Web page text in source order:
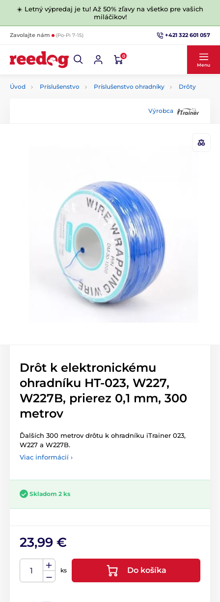
☀️ Letný výpredaj je tu! Až 50% zľavy na všetko pre vašich
miláčikov!
Zavolajte nám (Po-Pi 7-15) +421 322 601 057
0
Menu
Úvod Príslušenstvo Príslušenstvo ohradníky Drôty
Výrobca
Drôt k elektronickému
ohradníku HT-023, W227,
W227B, prierez 0,1 mm, 300
metrov
Ďalších 300 metrov drôtu k ohradníku iTrainer 023,
W227 a W227B.
Viac informácií ›
Skladom 2 ks
23,99 €
ks Do košíka